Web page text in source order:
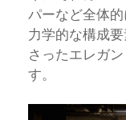
パーなど全体
力学的な構成
さったエレガ
す。